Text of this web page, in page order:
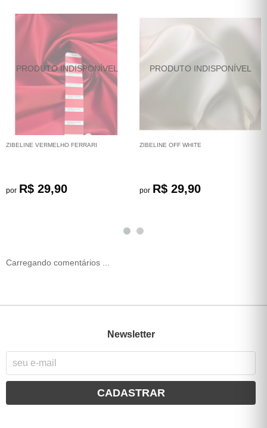
ZIBELINE VERMELHO FERRARI
por R$ 29,90
ZIBELINE OFF WHITE
por R$ 29,90
Carregando comentários ...
Newsletter
CADASTRAR